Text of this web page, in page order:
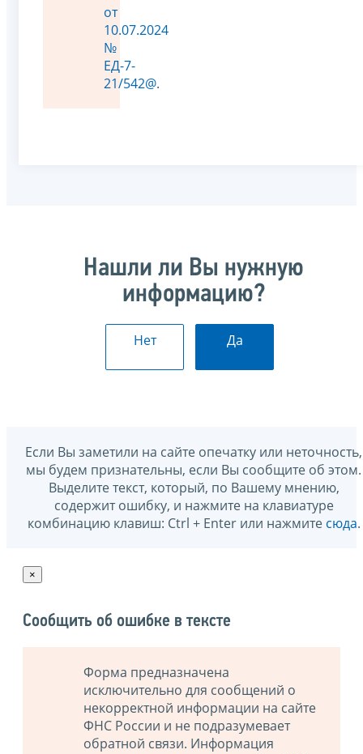
от
10.07.2024
№
ЕД-7-
21/542@.
Нашли ли Вы нужную
информацию?
Нет Да
Если Вы заметили на сайте опечатку или неточность,
мы будем признательны, если Вы сообщите об этом.
Выделите текст, который, по Вашему мнению,
содержит ошибку, и нажмите на клавиатуре
комбинацию клавиш: Ctrl + Enter или нажмите сюда.
×
Сообщить об ошибке в тексте
Форма предназначена
исключительно для сообщений о
некорректной информации на сайте
ФНС России и не подразумевает
обратной связи. Информация